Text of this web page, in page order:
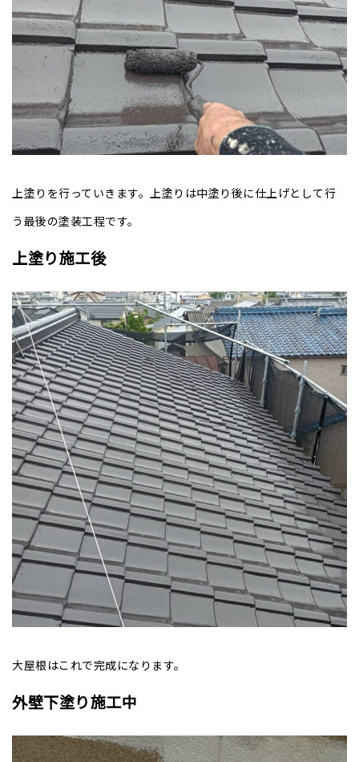
上塗りを行っていきます。上塗りは中塗り後に仕上げとして行
う最後の塗装工程です。
上塗り施工後
大屋根はこれで完成になります。
外壁下塗り施工中